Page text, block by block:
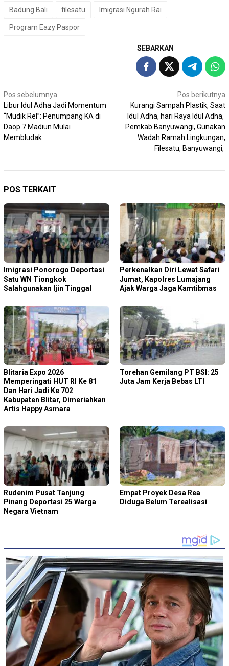
Badung Bali filesatu Imigrasi Ngurah Rai
Program Eazy Paspor
SEBARKAN
Navigasi
pos
Pos sebelumnya
Libur Idul Adha Jadi Momentum
“Mudik Rel”: Penumpang KA di
Daop 7 Madiun Mulai
Membludak
Pos berikutnya
Kurangi Sampah Plastik, Saat
Idul Adha, hari Raya Idul Adha,
Pemkab Banyuwangi, Gunakan
Wadah Ramah Lingkungan,
Filesatu, Banyuwangi,
POS TERKAIT
Imigrasi Ponorogo Deportasi
Satu WN Tiongkok
Salahgunakan Ijin Tinggal
Perkenalkan Diri Lewat Safari
Jumat, Kapolres Lumajang
Ajak Warga Jaga Kamtibmas
Blitaria Expo 2026
Memperingati HUT RI Ke 81
Dan Hari Jadi Ke 702
Kabupaten Blitar, Dimeriahkan
Artis Happy Asmara
Torehan Gemilang PT BSI: 25
Juta Jam Kerja Bebas LTI
Rudenim Pusat Tanjung
Pinang Deportasi 25 Warga
Negara Vietnam
Empat Proyek Desa Rea
Diduga Belum Terealisasi